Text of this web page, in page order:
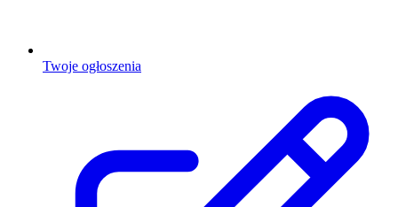
Twoje ogłoszenia